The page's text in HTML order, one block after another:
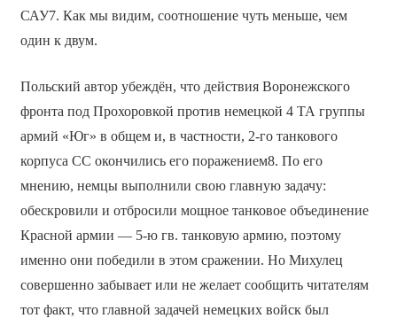
САУ7. Как мы видим, соотношение чуть меньше, чем
один к двум.
Польский автор убеждён, что действия Воронежского
фронта под Прохоровкой против немецкой 4 ТА группы
армий «Юг» в общем и, в частности, 2-го танкового
корпуса СС окончились его поражением8. По его
мнению, немцы выполнили свою главную задачу:
обескровили и отбросили мощное танковое объединение
Красной армии — 5-ю гв. танковую армию, поэтому
именно они победили в этом сражении. Но Михулец
совершенно забывает или не желает сообщить читателям
тот факт, что главной задачей немецких войск был